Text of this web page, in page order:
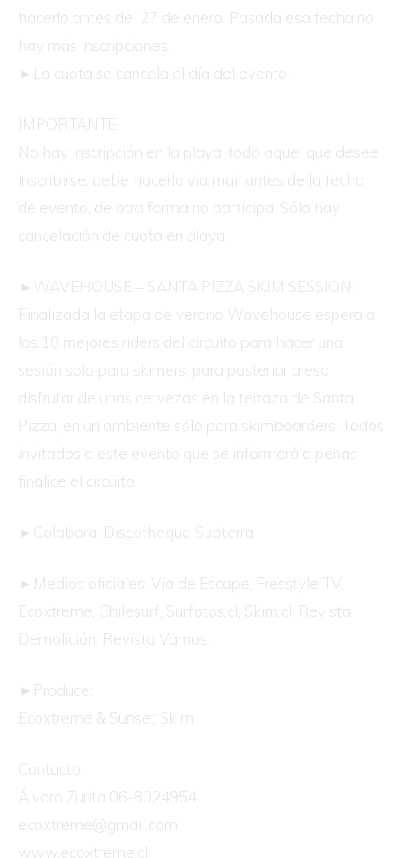
hacerlo antes del 27 de enero. Pasada esa fecha no
hay más inscripciones.
►La cuota se cancela el día del evento.
IMPORTANTE:
No hay inscripción en la playa, todo aquel que desee
inscribirse, debe hacerlo via mail antes de la fecha
de evento, de otra forma no participa. Sólo hay
cancelación de cuota en playa.
►WAVEHOUSE – SANTA PIZZA SKIM SESSION:
Finalizada la etapa de verano Wavehouse espera a
los 10 mejores riders del circuito para hacer una
sesión solo para skimers, para posterior a eso
disfrutar de unas cervezas en la terraza de Santa
Pizza, en un ambiente sólo para skimboarders. Todos
invitados a este evento que se informará a penas
finalice el circuito.
►Colabora: Discotheque Subterra
►Medios oficiales: Via de Escape, Fresstyle TV,
Ecoxtreme, Chilesurf, Surfotos.cl, Skim.cl, Revista
Demolición, Revista Vamos.
►Produce:
Ecoxtreme & Sunset Skim
Contacto:
Álvaro Zurita 06-8024954
ecoxtreme@gmail.com
www.ecoxtreme.cl